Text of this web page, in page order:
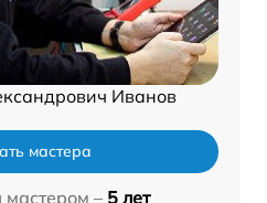
Иванов
мастера
– 5 лет